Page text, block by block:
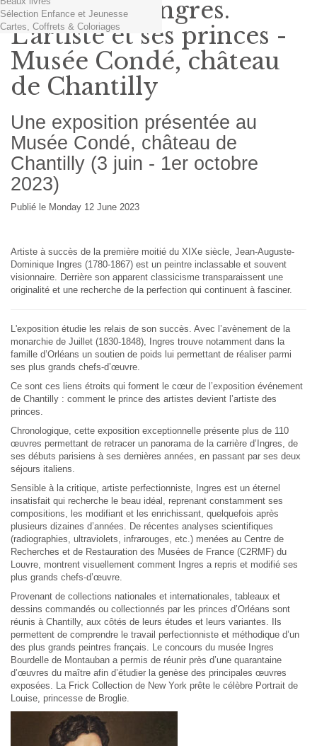
Sélection Enfance et Jeunesse
Cartes, Coffrets & Coloriages
Exposition Ingres.
L'artiste et ses princes -
Musée Condé, château
de Chantilly
Une exposition présentée au
Musée Condé, château de
Chantilly (3 juin - 1er octobre
2023)
Publié le Monday 12 June 2023
Artiste à succès de la première moitié du XIXe siècle, Jean-Auguste-
Dominique Ingres (1780-1867) est un peintre inclassable et souvent
visionnaire. Derrière son apparent classicisme transparaissent une
originalité et une recherche de la perfection qui continuent à fasciner.
L'exposition étudie les relais de son succès. Avec l’avènement de la
monarchie de Juillet (1830-1848), Ingres trouve notamment dans la
famille d’Orléans un soutien de poids lui permettant de réaliser parmi
ses plus grands chefs-d’œuvre.
Ce sont ces liens étroits qui forment le cœur de l’exposition événement
de Chantilly : comment le prince des artistes devient l’artiste des
princes.
Chronologique, cette exposition exceptionnelle présente plus de 110
œuvres permettant de retracer un panorama de la carrière d’Ingres, de
ses débuts parisiens à ses dernières années, en passant par ses deux
séjours italiens.
Sensible à la critique, artiste perfectionniste, Ingres est un éternel
insatisfait qui recherche le beau idéal, reprenant constamment ses
compositions, les modifiant et les enrichissant, quelquefois après
plusieurs dizaines d’années. De récentes analyses scientifiques
(radiographies, ultraviolets, infrarouges, etc.) menées au Centre de
Recherches et de Restauration des Musées de France (C2RMF) du
Louvre, montrent visuellement comment Ingres a repris et modifié ses
plus grands chefs-d’œuvre.
Provenant de collections nationales et internationales, tableaux et
dessins commandés ou collectionnés par les princes d’Orléans sont
réunis à Chantilly, aux côtés de leurs études et leurs variantes. Ils
permettent de comprendre le travail perfectionniste et méthodique d’un
des plus grands peintres français. Le concours du musée Ingres
Bourdelle de Montauban a permis de réunir près d’une quarantaine
d’œuvres du maître afin d’étudier la genèse des principales œuvres
exposées. La Frick Collection de New York prête le célèbre Portrait de
Louise, princesse de Broglie.